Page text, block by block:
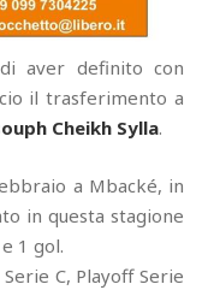
aver definito con
il trasferimento a
Cheikh Sylla.
a Mbacké, in
in questa stagione
1 gol.
C, Playoff Serie